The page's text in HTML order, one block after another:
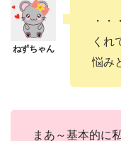
・
くれ
悩み
まあ～基本的に